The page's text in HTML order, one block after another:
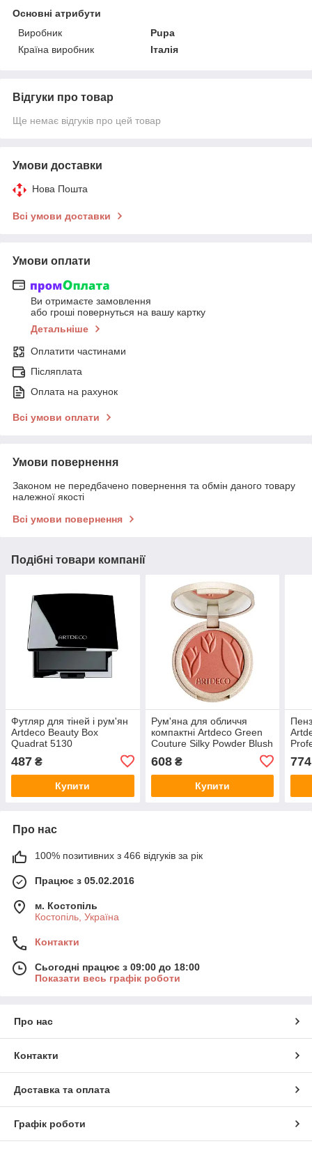
Основні атрибути
Виробник
Pupa
Країна виробник
Італія
Відгуки про товар
Ще немає відгуків про цей товар
Умови доставки
Нова Пошта
Всі умови доставки
Умови оплати
Ви отримаєте замовлення
або гроші повернуться на вашу картку
Детальніше
Оплатити частинами
Післяплата
Оплата на рахунок
Всі умови оплати
Умови повернення
Законом не передбачено повернення та обмін даного товару
належної якості
Всі умови повернення
Подібні товари компанії
Футляр для тіней і рум'ян
Artdeco Beauty Box
Quadrat 5130
487 ₴
Купити
Рум'яна для обличчя
компактні Artdeco Green
Couture Silky Powder Blush
608₴
Купити
774
Про нас
100% позитивних з 466 відгуків за рік
Працює з 05.02.2016
м. Костопіль
Костопіль, Україна
Контакти
Сьогодні працює з 09:00 до 18:00
Показати весь графік роботи
Про нас
Контакти
Доставка та оплата
Графік роботи